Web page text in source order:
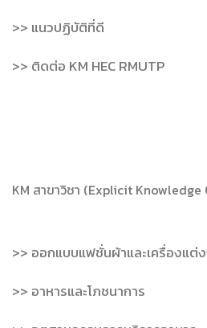
>> แนวปฏิบัติที่ดี
>> ติดต่อ KM HEC RMUTP
KM สาขาวิชา (Explicit Knowledge
>> ออกแบบแฟชั่นผ้าและเครื่องแต่
>> อาหารและโภชนาการ